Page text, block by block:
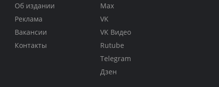
Об издании
Реклама
Вакансии
Контакты
Max
VK
VK Видео
Rutube
Telegram
Дзен